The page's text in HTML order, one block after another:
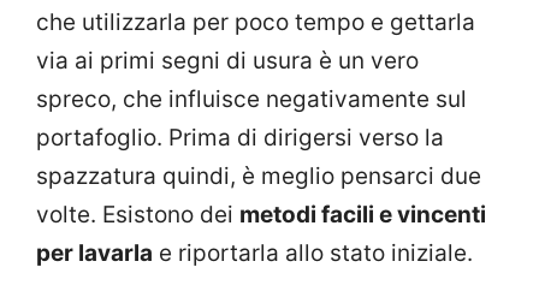
che utilizzarla per poco tempo e gettarla
via ai primi segni di usura è un vero
spreco, che influisce negativamente sul
portafoglio. Prima di dirigersi verso la
spazzatura quindi, è meglio pensarci due
volte. Esistono dei metodi facili e vincenti
per lavarla e riportarla allo stato iniziale.